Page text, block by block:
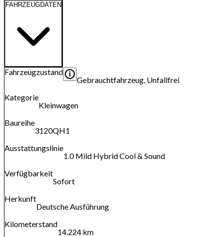
FAHRZEUGDATEN
Fahrzeugzustand
Gebrauchtfahrzeug, Unfallfrei
Kategorie
Kleinwagen
Baureihe
3120QH1
Ausstattungslinie
1.0 Mild Hybrid Cool & Sound
Verfügbarkeit
Sofort
Herkunft
Deutsche Ausführung
Kilometerstand
14.224 km